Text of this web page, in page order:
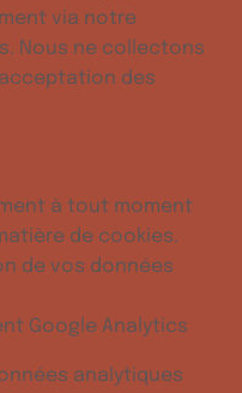
via notre
Nous ne collectons
des
à tout moment
de cookies.
de vos données
Google Analytics
analytiques